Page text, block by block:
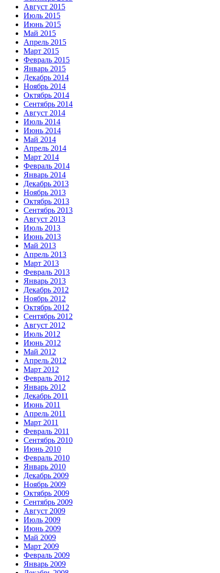
Август 2015
Июль 2015
Июнь 2015
Май 2015
Апрель 2015
Март 2015
Февраль 2015
Январь 2015
Декабрь 2014
Ноябрь 2014
Октябрь 2014
Сентябрь 2014
Август 2014
Июль 2014
Июнь 2014
Май 2014
Апрель 2014
Март 2014
Февраль 2014
Январь 2014
Декабрь 2013
Ноябрь 2013
Октябрь 2013
Сентябрь 2013
Август 2013
Июль 2013
Июнь 2013
Май 2013
Апрель 2013
Март 2013
Февраль 2013
Январь 2013
Декабрь 2012
Ноябрь 2012
Октябрь 2012
Сентябрь 2012
Август 2012
Июль 2012
Июнь 2012
Май 2012
Апрель 2012
Март 2012
Февраль 2012
Январь 2012
Декабрь 2011
Июнь 2011
Апрель 2011
Март 2011
Февраль 2011
Сентябрь 2010
Июнь 2010
Февраль 2010
Январь 2010
Декабрь 2009
Ноябрь 2009
Октябрь 2009
Сентябрь 2009
Август 2009
Июль 2009
Июнь 2009
Май 2009
Март 2009
Февраль 2009
Январь 2009